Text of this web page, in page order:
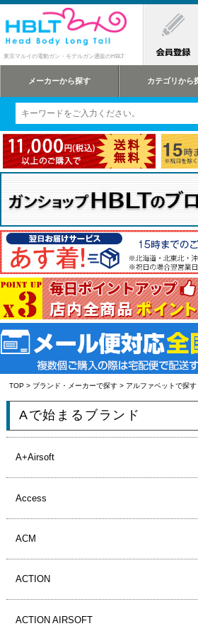
東京マルイの電動ガン・モデルガン通販のHBLT
メーカーから探す カテゴリから
TOP > ブランド・メーカーで探す > アルファベットで探す
Aで始まるブランド
A+Airsoft
Access
ACM
ACTION
ACTION AIRSOFT